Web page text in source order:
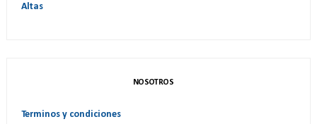
Altas
NOSOTROS
Terminos y condiciones